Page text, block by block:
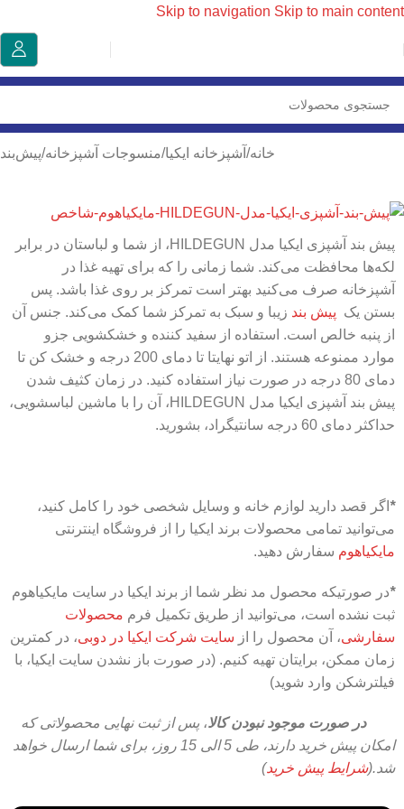
Skip to navigation Skip to main content
خانه/ آشپزخانه ایکیا/منسوجات آشپزخانه/پیش‌بند
پیش بند آشپزی ایکیا مدل HILDEGUN، از شما و لباستان در برابر
لکه‌ها محافظت می‌کند. شما زمانی را که برای تهیه غذا در
آشپزخانه صرف می‌کنید بهتر است تمرکز بر روی غذا باشد. پس
بستن یک پیش بند زیبا و سبک به تمرکز شما کمک می‌کند. جنس آن
از پنبه خالص است. استفاده از سفید کننده و خشکشویی جزو
موارد ممنوعه هستند. از اتو نهایتا تا دمای 200 درجه و خشک کن تا
دمای 80 درجه در صورت نیاز استفاده کنید. در زمان کثیف شدن
پیش بند آشپزی ایکیا مدل HILDEGUN، آن را با ماشین لباسشویی،
حداکثر دمای 60 درجه سانتیگراد، بشورید.
* اگر قصد دارید لوازم خانه و وسایل شخصی خود را کامل کنید،
می‌توانید تمامی محصولات برند ایکیا را از فروشگاه اینترنتی
مایکیاهوم سفارش دهید.
*در صورتیکه محصول مد نظر شما از برند ایکیا در سایت مایکیاهوم
ثبت نشده است، می‌توانید از طریق تکمیل فرم محصولات
سفارشی، آن محصول را از سایت شرکت ایکیا در دوبی، در کمترین
زمان ممکن، برایتان تهیه کنیم. (در صورت باز نشدن سایت ایکیا، با
فیلترشکن وارد شوید)
در صورت موجود نبودن کالا، پس از ثبت نهایی محصولاتی که
امکان پیش خرید دارند، طی 5 الی 15 روز،
برای شما ارسال خواهد
شد.(شرایط پیش خرید)